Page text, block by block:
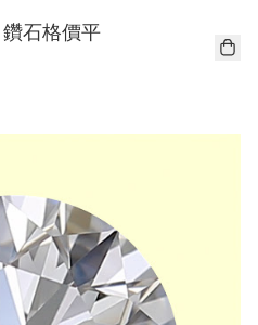
石格價平